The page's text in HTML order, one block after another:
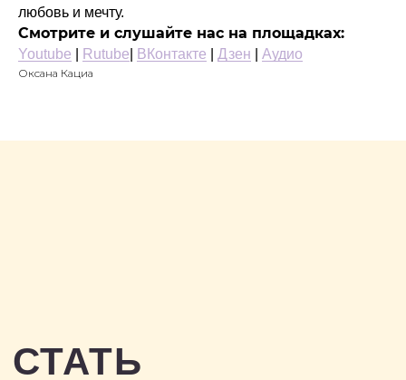
любовь и мечту.
Смотрите и слушайте нас на площадках:
Youtube Rutube ВКонтакте Дзен Аудио
Оксана Кациа
СТАТЬ
ПОДКАСТА